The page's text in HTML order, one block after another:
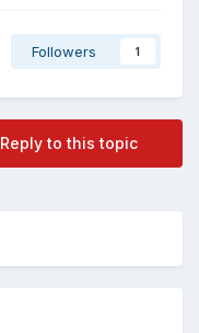
Followers 1
Reply to this topic